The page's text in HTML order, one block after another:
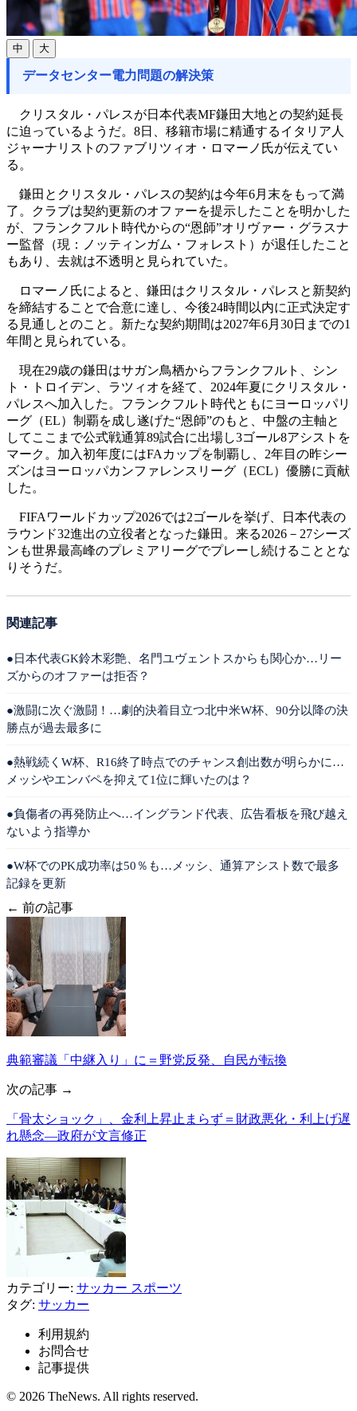
中 大
データセンター電力問題の解決策
クリスタル・パレスが日本代表MF鎌田大地との契約延長
に迫っているようだ。8日、移籍市場に精通するイタリア人
ジャーナリストのファブリツィオ・ロマーノ氏が伝えてい
る。
鎌田とクリスタル・パレスの契約は今年6月末をもって満
了。クラブは契約更新のオファーを提示したことを明かした
が、フランクフルト時代からの“恩師”オリヴァー・グラスナ
ー監督（現：ノッティンガム・フォレスト）が退任したこと
もあり、去就は不透明と見られていた。
ロマーノ氏によると、鎌田はクリスタル・パレスと新契約
を締結することで合意に達し、今後24時間以内に正式決定す
る見通しとのこと。新たな契約期間は2027年6月30日までの1
年間と見られている。
現在29歳の鎌田はサガン鳥栖からフランクフルト、シン
ト・トロイデン、ラツィオを経て、2024年夏にクリスタル・
パレスへ加入した。フランクフルト時代ともにヨーロッパリ
ーグ（EL）制覇を成し遂げた“恩師”のもと、中盤の主軸と
してここまで公式戦通算89試合に出場し3ゴール8アシストを
マーク。加入初年度にはFAカップを制覇し、2年目の昨シー
ズンはヨーロッパカンファレンスリーグ（ECL）優勝に貢献
した。
FIFAワールドカップ2026では2ゴールを挙げ、日本代表の
ラウンド32進出の立役者となった鎌田。来る2026－27シーズ
ンも世界最高峰のプレミアリーグでプレーし続けることとな
りそうだ。
関連記事
●日本代表GK鈴木彩艶、名門ユヴェントスからも関心か…リー
ズからのオファーは拒否？
●激闘に次ぐ激闘！…劇的決着目立つ北中米W杯、90分以降の決
勝点が過去最多に
●熱戦続くW杯、R16終了時点でのチャンス創出数が明らかに…
メッシやエンバペを抑えて1位に輝いたのは？
●負傷者の再発防止へ…イングランド代表、広告看板を飛び越え
ないよう指導か
●W杯でのPK成功率は50％も…メッシ、通算アシスト数で最多
記録を更新
← 前の記事
典範審議「中継入り」に＝野党反発、自民が転換
次の記事 →
「骨太ショック」、金利上昇止まらず＝財政悪化・利上げ遅
れ懸念―政府が文言修正
カテゴリー: サッカー スポーツ
タグ: サッカー
利用規約
お問合せ
記事提供
© 2026 TheNews. All rights reserved.